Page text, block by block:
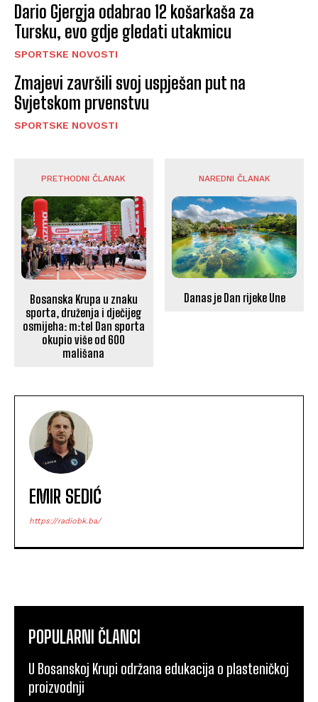
Dario Gjergja odabrao 12 košarkaša za
Tursku, evo gdje gledati utakmicu
SPORTSKE NOVOSTI
Zmajevi završili svoj uspješan put na
Svjetskom prvenstvu
SPORTSKE NOVOSTI
PRETHODNI ČLANAK
Bosanska Krupa u znaku
sporta, druženja i dječijeg
osmijeha: m:tel Dan sporta
okupio više od 600
mališana
NAREDNI ČLANAK
Danas je Dan rijeke Une
EMIR SEDIĆ
https://radiobk.ba/
POPULARNI ČLANCI
U Bosanskoj Krupi održana edukacija o plasteničkoj
proizvodnji